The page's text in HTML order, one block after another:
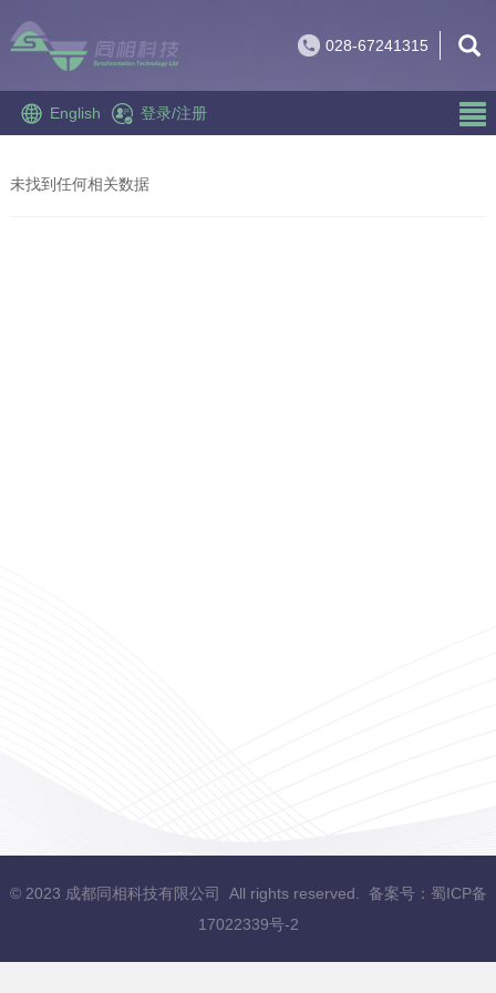
028-67241315
English 登录/注册
未找到任何相关数据
© 2023 成都同相科技有限公司 All rights reserved. 备案号： 蜀ICP备
17022339号-2